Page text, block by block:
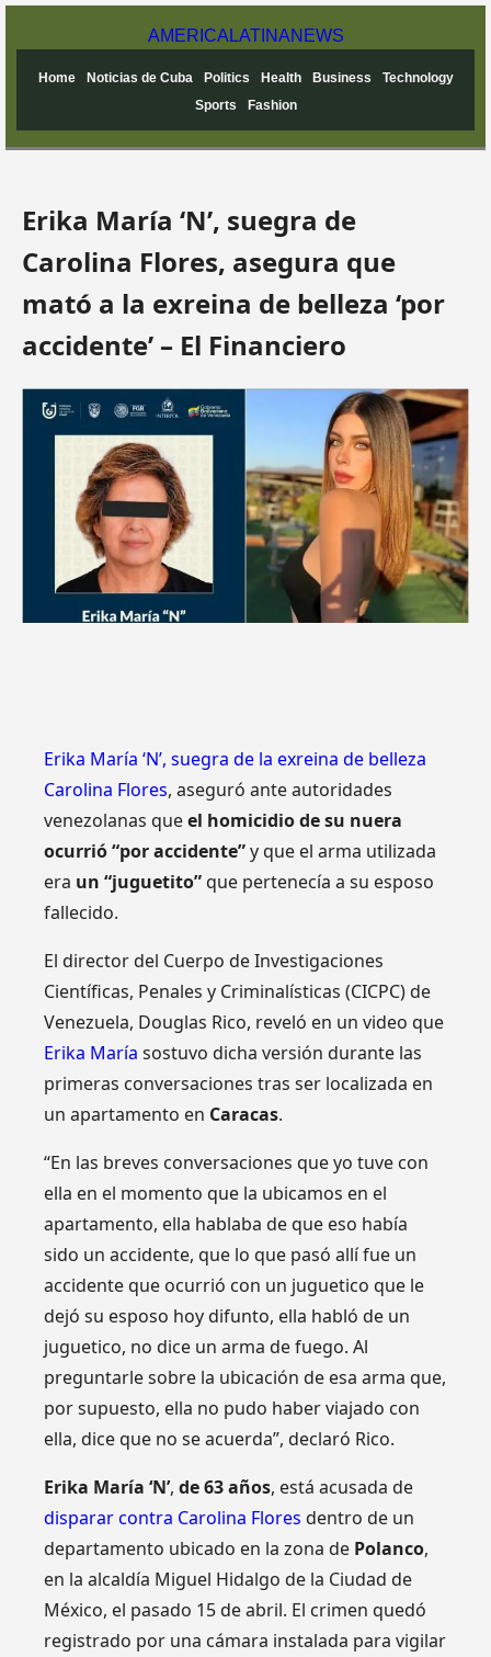
AMERICA LATINANEWS
Home Noticias de Cuba Politics Health Business
Technology
Sports
Fashion
Erika María ‘N’, suegra de
Carolina Flores, asegura que
mató a la exreina de belleza ‘por
accidente’ – El Financiero
Erika María ‘N’, suegra de la exreina de belleza
Carolina Flores, aseguró ante autoridades
venezolanas queel homicidio de su nuera
ocurrió “por accidente”y que el arma utilizada
era un “juguetito”que pertenecía a su esposo
fallecido.
El director del Cuerpo de Investigaciones
Científicas, Penales y Criminalísticas (CICPC) de
Venezuela, Douglas Rico, reveló en un video que
Erika María sostuvo dicha versión durante las
primeras conversaciones tras ser localizada en
un apartamento en Caracas.
“En las breves conversaciones que yo tuve con
ella en el momento que la ubicamos en el
apartamento, ella hablaba de que eso había
sido un accidente, que lo que pasó allí fue un
accidente que ocurrió con un juguetico que le
dejó su esposo hoy difunto, ella habló de un
juguetico, no dice un arma de fuego. Al
preguntarle sobre la ubicación de esa arma que,
por supuesto, ella no pudo haber viajado con
ella, dice que no se acuerda”, declaró Rico.
Erika María ‘N’,de 63 años, está acusada de
disparar contra Carolina Flores dentro de un
departamento ubicado en la zona de Polanco,
en la alcaldía Miguel Hidalgo de la Ciudad de
México, el pasado 15 de abril. El crimen quedó
registrado por una cámara instalada para vigilar